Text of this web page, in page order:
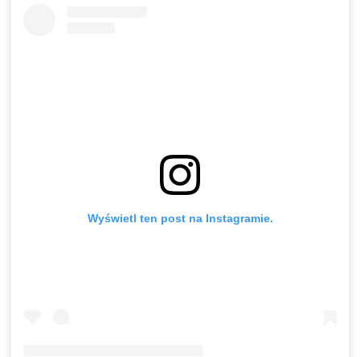
Wyświetl ten post na Instagramie.